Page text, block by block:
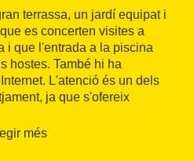
terrassa, un jardí equipat i
es concerten visites a
i que l'entrada a la piscina
hostes. També hi ha
L'atenció és un dels
ja que s'ofereix
o en bicicleta, excursions
més